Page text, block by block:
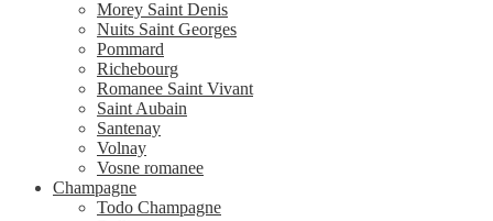
Morey Saint Denis
Nuits Saint Georges
Pommard
Richebourg
Romanee Saint Vivant
Saint Aubain
Santenay
Volnay
Vosne romanee
Champagne
Todo Champagne